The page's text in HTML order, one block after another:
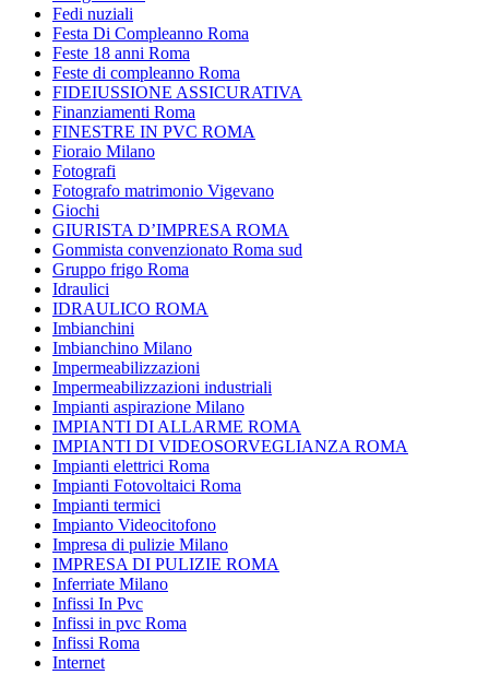
Fedi nuziali
Festa Di Compleanno Roma
Feste 18 anni Roma
Feste di compleanno Roma
FIDEIUSSIONE ASSICURATIVA
Finanziamenti Roma
FINESTRE IN PVC ROMA
Fioraio Milano
Fotografi
Fotografo matrimonio Vigevano
Giochi
GIURISTA D’IMPRESA ROMA
Gommista convenzionato Roma sud
Gruppo frigo Roma
Idraulici
IDRAULICO ROMA
Imbianchini
Imbianchino Milano
Impermeabilizzazioni
Impermeabilizzazioni industriali
Impianti aspirazione Milano
IMPIANTI DI ALLARME ROMA
IMPIANTI DI VIDEOSORVEGLIANZA ROMA
Impianti elettrici Roma
Impianti Fotovoltaici Roma
Impianti termici
Impianto Videocitofono
Impresa di pulizie Milano
IMPRESA DI PULIZIE ROMA
Inferriate Milano
Infissi In Pvc
Infissi in pvc Roma
Infissi Roma
Internet